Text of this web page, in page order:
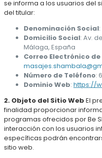
se informa a los usuarios del
del titular:
Denominación Social
Domicilio Social: Av.
Málaga, España
Correo Electrónico
Número de Teléfono:
Dominio Web: https://
2. Objeto del Sitio Web El
finalidad proporcionar
programas ofrecidos por Be
interacción con los usuarios
específicas podrán
sitio web.